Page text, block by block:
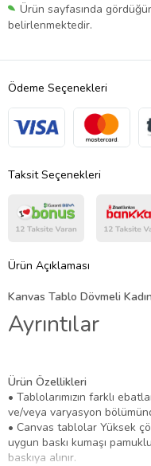
Ürün sayfasında
belirlenmektedir.
Ödeme Seçenekleri
Taksit Seçenekleri
Ürün Açıklaması
Kanvas Tablo Dövmeli Kadın
Ayrıntılar
Ürün Özellikleri
• Tablolarımızın farklı
ve/veya varyasyon
• Canvas tablolar Yüksek
uygun baskı kumaşı
baskıya alınır.